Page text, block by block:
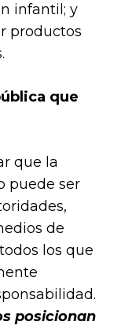
infantil; y
productos
que
que la
puede ser
de
los que
posicionan